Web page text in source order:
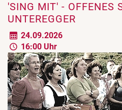
'SING MIT' - OFFENES
UNTEREGGER
24.09.2026
16:00 Uhr